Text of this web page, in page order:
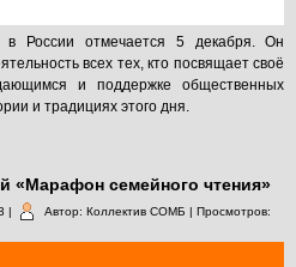
в России отмечается 5 декабря. Он
всех тех, кто посвящает своё
и поддержке общественных
и традициях этого дня.
«Марафон семейного чтения»
| Автор: Коллектив СОМБ | Просмотров: